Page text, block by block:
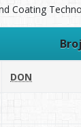
Coating
DON